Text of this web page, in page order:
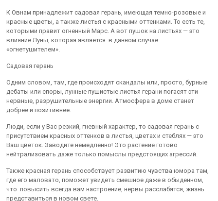
К Овнам принадлежит садовая герань, имеющая темно-розовые и
красные цветы, а также листья с красными оттенками. То есть те,
которыми правит огненный Марс. А вот пушок на листьях — это
влияние Луны, которая является в данном случае
«огнетушителем».
Садовая герань
Одним словом, там, где происходят скандалы или, просто, бурные
дебаты или споры, лунные пушистые листья герани погасят эти
нервные, разрушительные энергии. Атмосфера в доме станет
добрее и позитивнее.
Люди, если у Вас резкий, гневный характер, то садовая герань с
присутствием красных оттенков в листья, цветах и стеблях — это
Ваш цветок. Заводите немедленно! Это растение готово
нейтрализовать даже только помыслы предстоящих агрессий.
Также красная герань способствует развитию чувства юмора там,
где его маловато, поможет увидеть смешное даже в обыденном,
что повысить всегда вам настроение, нервы расслабятся, жизнь
представиться в новом свете.